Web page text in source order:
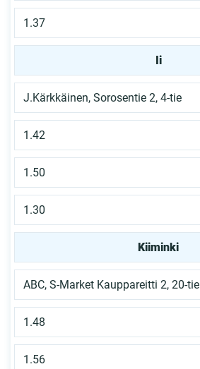
1.37
Ii
J.Kärkkäinen, Sorosentie 2, 4-tie
1.42
1.50
1.30
Kiiminki
ABC, S-Market Kauppareitti 2, 20-tie
1.48
1.56